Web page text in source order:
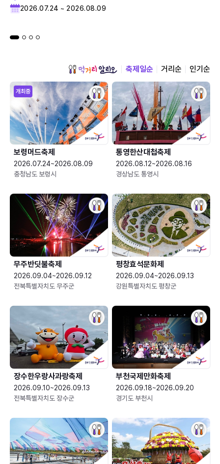
2026.07.24 ~ 2026.08.09
축제일순 거리순 인기순
개최중
보령머드축제
2026.07.24~2026.08.09
충청남도 보령시
통영한산대첩축제
2026.08.12~2026.08.16
경상남도 통영시
무주반딧불축제
2026.09.04~2026.09.12
전북특별자치도 무주군
평창효석문화제
2026.09.04~2026.09.13
강원특별자치도 평창군
장수한우랑사과랑축제
2026.09.10~2026.09.13
전북특별자치도 장수군
부천국제만화축제
2026.09.18~2026.09.20
경기도 부천시